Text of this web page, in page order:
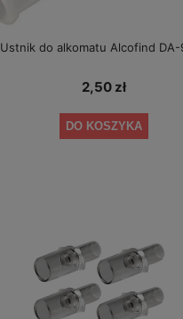
Ustnik do alkomatu Alcofind
2,50 zł
DO KOSZYKA